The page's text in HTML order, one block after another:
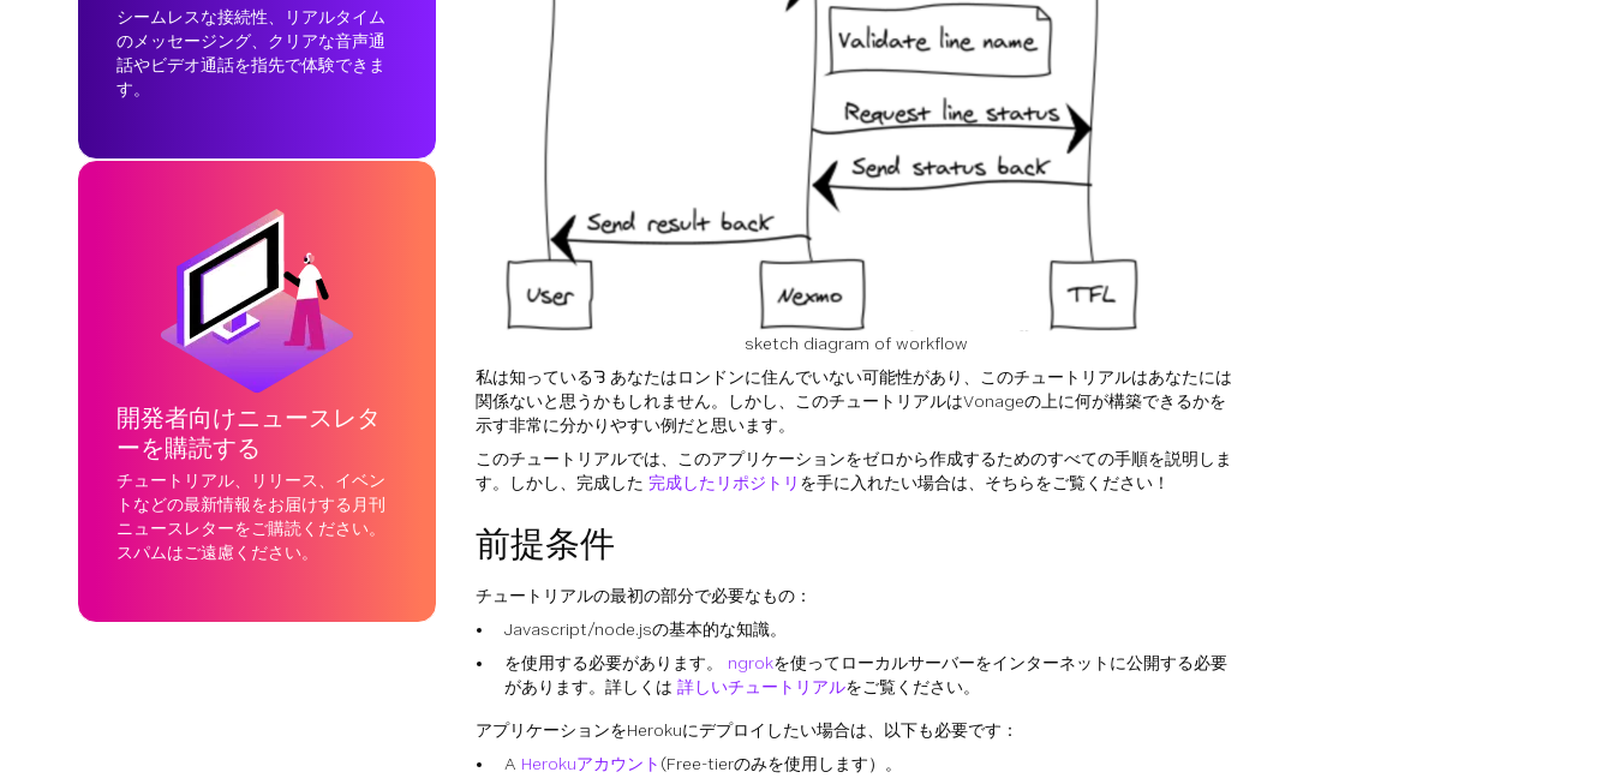
シームレスな接続性、リアルタイム
のメッセージング、クリアな音声通
話やビデオ通話を指先で体験できま
す。
開発者向けニュースレタ
ーを購読する
チュートリアル、リリース、イベン
トなどの最新情報をお届けする月刊
ニュースレターをご購読ください。
スパムはご遠慮ください。
sketch diagram of workflow
私は知っているᘌ あなたはロンドンに住んでいない可能性があり、このチュートリアルはあなたには
関係ないと思うかもしれません。しかし、このチュートリアルはVonageの上に何が構築できるかを
示す非常に分かりやすい例だと思います。
このチュートリアルでは、このアプリケーションをゼロから作成するためのすべての手順を説明しま
す。しかし、完成した 完成したリポジトリ を手に入れたい場合は、そちらをご覧ください！
前提条件
チュートリアルの最初の部分で必要なもの：
Javascript/node.jsの基本的な知識。
を使用する必要があります。 ngrokを使ってローカルサーバーをインターネットに公開する必要
があります。詳しくは 詳しいチュートリアルをご覧ください。
アプリケーションをHerokuにデプロイしたい場合は、以下も必要です：
A Herokuアカウント (Free-tierのみを使用します）。